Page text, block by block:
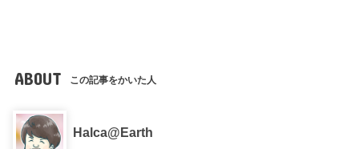
ABOUT この記事をかいた人
Halca@Earth